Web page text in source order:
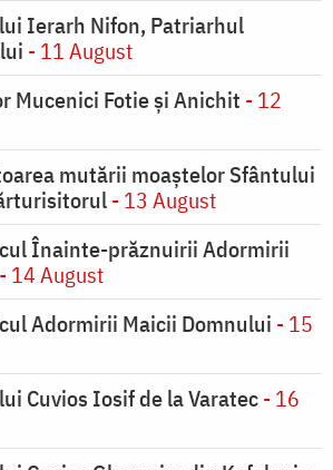
Ierarh Nifon, Patriarhul
- 11 August
Mucenici Fotie şi Anichit - 12
mutării moaştelor Sfântului
- 13 August
Înainte-prăznuirii Adormirii
- 14 August
Adormirii Maicii Domnului - 15
Cuvios Iosif de la Varatec- 16